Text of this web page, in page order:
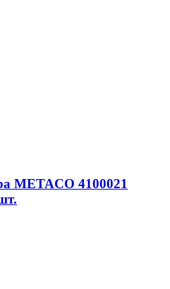
METACO 4100021